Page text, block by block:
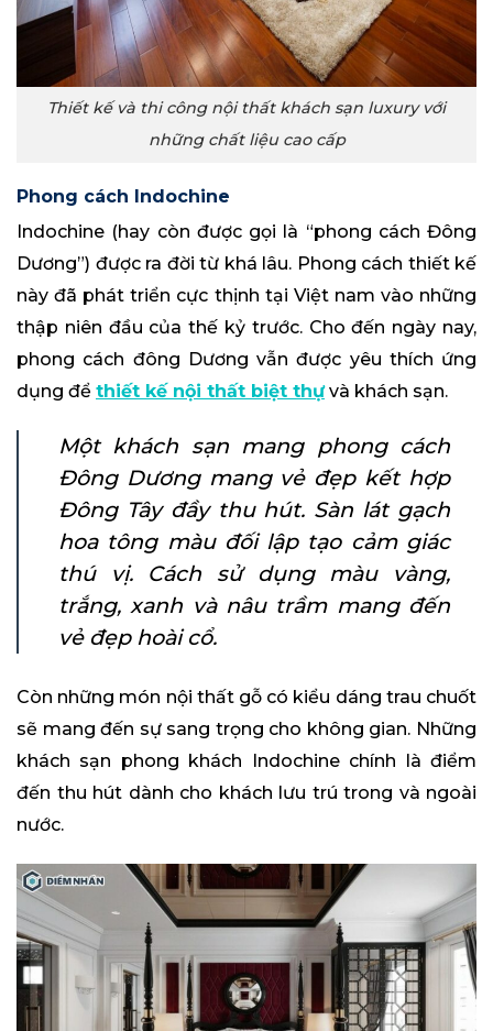
Thiết kế và thi công nội thất khách sạn luxury với
những chất liệu cao cấp
Phong cách Indochine
Indochine (hay còn được gọi là “phong cách Đông
Dương”) được ra đời từ khá lâu. Phong cách thiết kế
này đã phát triển cực thịnh tại Việt nam vào những
thập niên đầu của thế kỷ trước. Cho đến ngày nay,
phong cách đông Dương vẫn được yêu thích ứng
dụng để thiết kế nội thất biệt thựvà khách sạn.
Một khách sạn mang phong cách
Đông Dương mang vẻ đẹp kết hợp
Đông Tây đầy thu hút. Sàn lát gạch
hoa tông màu đối lập tạo cảm giác
thú vị. Cách sử dụng màu vàng,
trắng, xanh và nâu trầm mang đến
vẻ đẹp hoài cổ.
Còn những món nội thất gỗ có kiểu dáng trau chuốt
sẽ mang đến sự sang trọng cho không gian. Những
khách sạn phong khách Indochine chính là điểm
đến thu hút dành cho khách lưu trú trong và ngoài
nước.